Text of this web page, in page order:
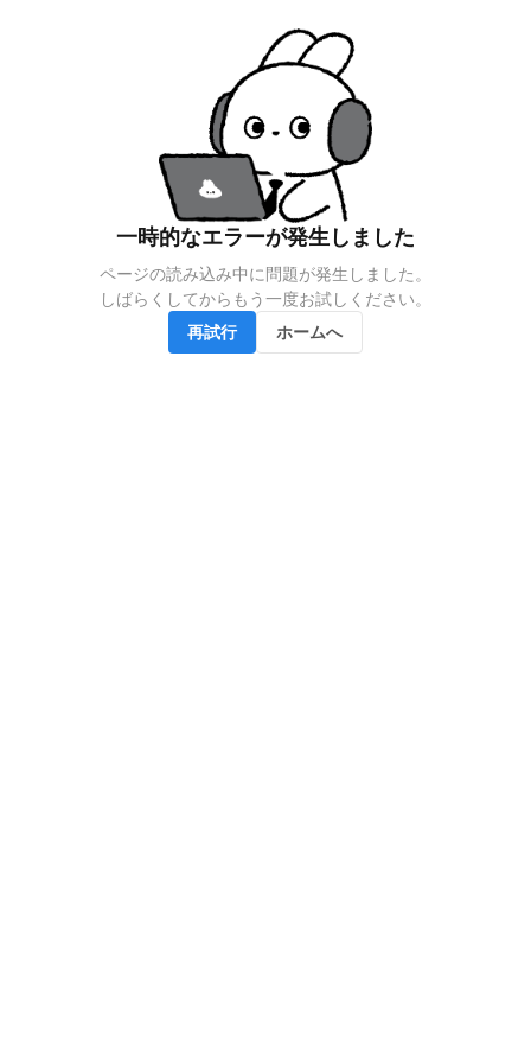
一時的なエラーが発生しました
ページの読み込み中に問題が発生しました。
しばらくしてからもう一度お試しください。
再試行
ホームへ